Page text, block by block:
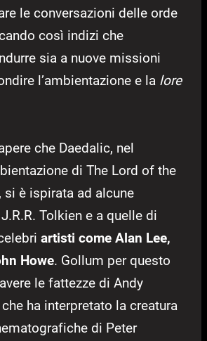
le conversazioni delle orde
così indizi che
sia a nuove missioni
l’ambientazione e la lore
che Daedalic, nel
di The Lord of the
si è ispirata ad alcune
Tolkien e a quelle di
artisti come Alan Lee,
Howe. Gollum per questo
le fattezze di Andy
che ha interpretato la creatura
di Peter